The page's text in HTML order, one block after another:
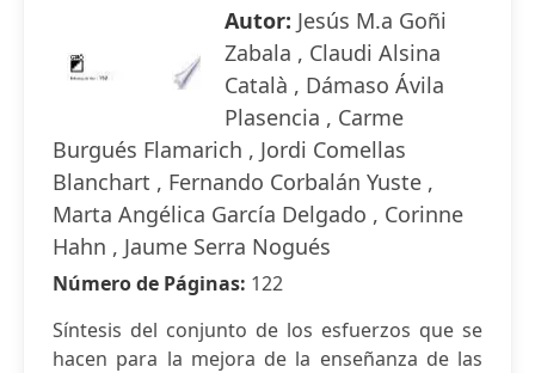
Autor: Jesús M.a Goñi
Zabala , Claudi Alsina
Català , Dámaso Ávila
Plasencia , Carme
Burgués Flamarich , Jordi Comellas
Blanchart , Fernando Corbalán Yuste ,
Marta Angélica García Delgado , Corinne
Hahn , Jaume Serra Nogués
Número de Páginas: 122
Síntesis del conjunto de los esfuerzos que se
hacen para la mejora de la enseñanza de las